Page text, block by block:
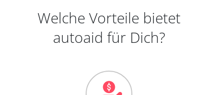
Welche Vorteile bietet
autoaid für Dich?